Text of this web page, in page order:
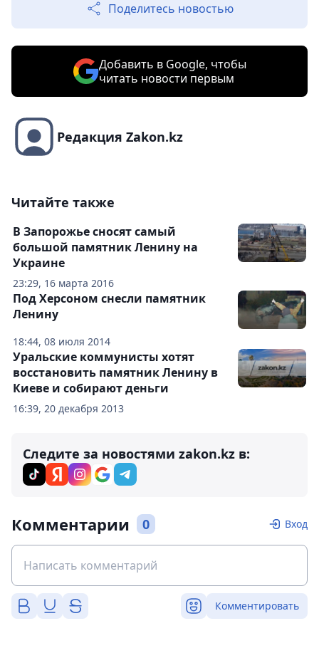
Поделитесь новостью
Добавить в Google, чтобы
читать новости первым
Редакция Zakon.kz
Читайте также
23:29, 16 марта 2016
В Запорожье сносят самый
большой памятник Ленину на
Украине
18:44, 08 июля 2014
Под Херсоном снесли памятник
Ленину
16:39, 20 декабря 2013
Уральские коммунисты хотят
восстановить памятник Ленину в
Киеве и собирают деньги
Следите за новостями zakon.kz в:
Комментарии 0 Вход
Комментировать